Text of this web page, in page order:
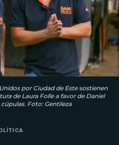
por Ciudad de Este sostienen
de Laura Folle a favor de Daniel
Foto: Gentileza